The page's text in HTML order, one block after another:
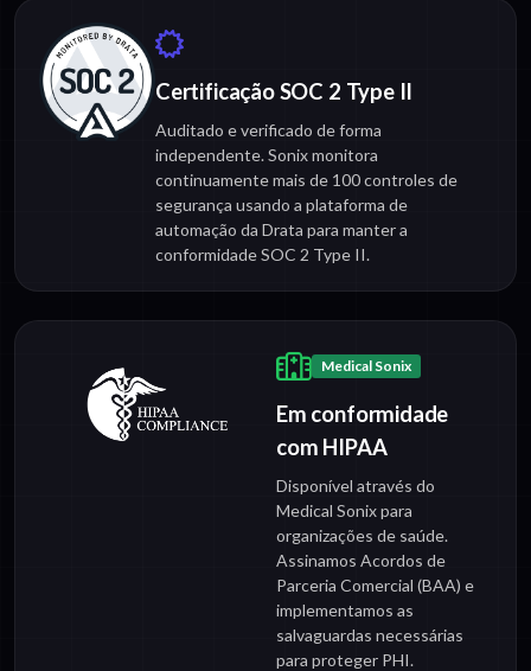
Certificação SOC 2 Type II
Auditado e verificado de forma
independente. Sonix monitora
continuamente mais de 100 controles de
segurança usando a plataforma de
automação da Drata para manter a
conformidade SOC 2 Type II.
Medical Sonix
Em conformidade
com HIPAA
Disponível através do
Medical Sonix para
organizações de saúde.
Assinamos Acordos de
Parceria Comercial (BAA) e
implementamos as
salvaguardas necessárias
para proteger PHI.